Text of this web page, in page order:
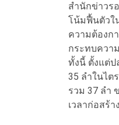
สำนักข่าวร
โน้มฟื้นตัวใ
ความต้องก
กระทบควา
ทั้งนี้ ตั้งแต่ป
35 ลำในไต
รวม 37 ลำ
เวลาก่อสร้า